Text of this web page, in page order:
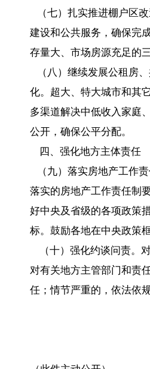
（七）扎实推进棚户区
建设和公共服务，确保完
存量大、市场房源充足的
（八）继续发展公租房
化。超大、特大城市和其
多渠道解决中低收入家庭
公开，确保公平分配。
四、强化地方主体责任
（九）落实房地产工作
落实的房地产工作责任制
好中央及省级的各项政策
标。鼓励各地在中央政策
（十）强化约谈问责。
对有关地方主管部门和责
任；情节严重的，依法依
中华人民共
中华人民共
2017